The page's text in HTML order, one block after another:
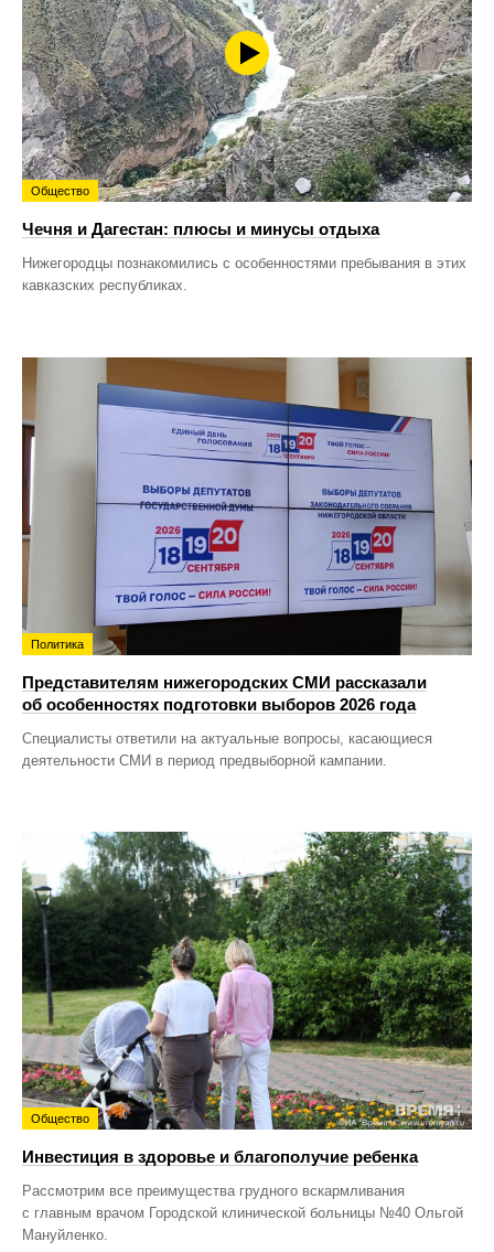
Общество
Чечня и Дагестан: плюсы и минусы отдыха
Нижегородцы познакомились с особенностями пребывания в этих
кавказских республиках.
Политика
Представителям нижегородских СМИ рассказали
об особенностях подготовки выборов 2026 года
Специалисты ответили на актуальные вопросы, касающиеся
деятельности СМИ в период предвыборной кампании.
Общество
Инвестиция в здоровье и благополучие ребенка
Рассмотрим все преимущества грудного вскармливания
с главным врачом Городской клинической больницы №40 Ольгой
Мануйленко.